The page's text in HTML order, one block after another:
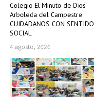
Colegio El Minuto de Dios
Arboleda del Campestre:
CUIDADANOS CON SENTIDO
SOCIAL
4 agosto, 2026